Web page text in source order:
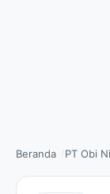
Beranda PT Obi